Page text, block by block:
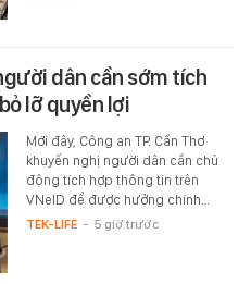
dân cần sớm tích
lỡ quyền lợi
Mới đây, Công an TP. Cần Thơ
khuyến nghị người dân cần chủ
động tích hợp thông tin trên
VNeID để được hưởng chính…
TEK-LIFE - 5 giờ trước